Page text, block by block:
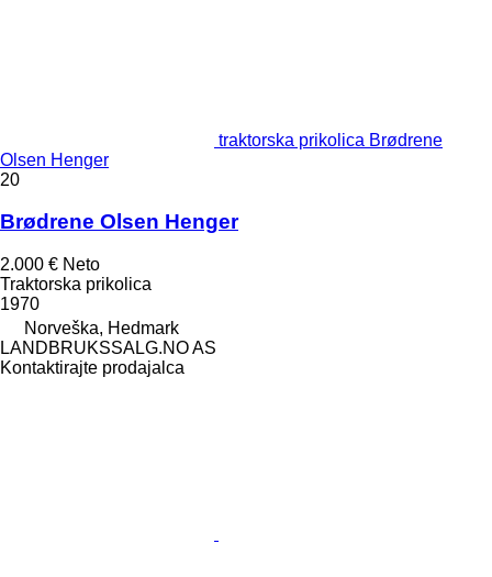
traktorska prikolica Brødrene
Olsen Henger
20
Brødrene Olsen Henger
2.000 € Neto
Traktorska prikolica
1970
Norveška, Hedmark
LANDBRUKSSALG.NO AS
Kontaktirajte prodajalca